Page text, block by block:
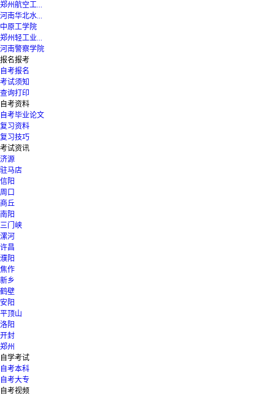
郑州航空工...
河南华北水...
中原工学院
郑州轻工业...
河南警察学院
报名报考
自考报名
考试须知
查询打印
自考资料
自考毕业论文
复习资料
复习技巧
考试资讯
济源
驻马店
信阳
周口
商丘
南阳
三门峡
漯河
许昌
濮阳
焦作
新乡
鹤壁
安阳
平顶山
洛阳
开封
郑州
自学考试
自考本科
自考大专
自考视频